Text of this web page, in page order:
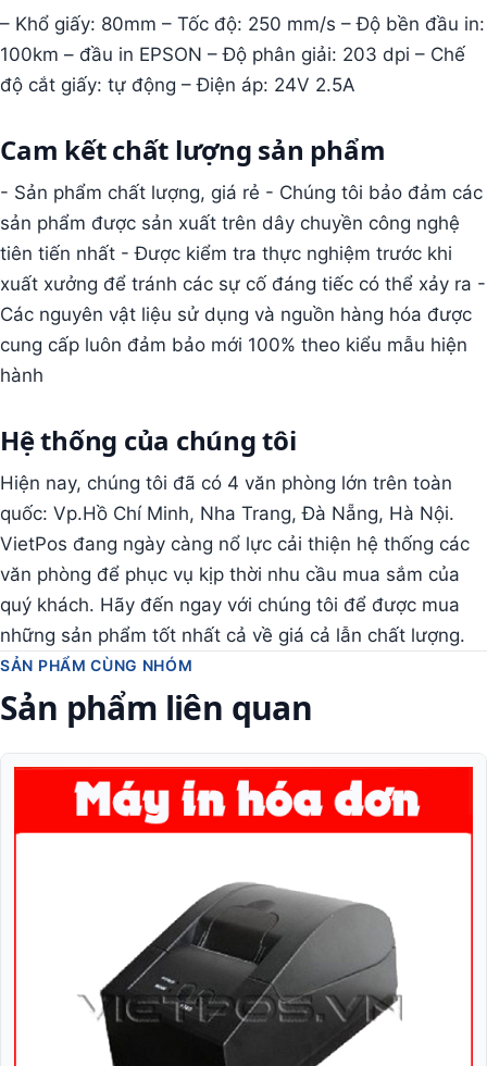
– Khổ giấy: 80mm – Tốc độ: 250 mm/s – Độ bền đầu in:
100km – đầu in EPSON – Độ phân giải: 203 dpi – Chế
độ cắt giấy: tự động – Điện áp: 24V 2.5A
Cam kết chất lượng sản phẩm
- Sản phẩm chất lượng, giá rẻ - Chúng tôi bảo đảm các
sản phẩm được sản xuất trên dây chuyền công nghệ
tiên tiến nhất - Được kiểm tra thực nghiệm trước khi
xuất xưởng để tránh các sự cố đáng tiếc có thể xảy ra -
Các nguyên vật liệu sử dụng và nguồn hàng hóa được
cung cấp luôn đảm bảo mới 100% theo kiểu mẫu hiện
hành
Hệ thống của chúng tôi
Hiện nay, chúng tôi đã có 4 văn phòng lớn trên toàn
quốc: Vp.Hồ Chí Minh, Nha Trang, Đà Nẵng, Hà Nội.
VietPos đang ngày càng nổ lực cải thiện hệ thống các
văn phòng để phục vụ kịp thời nhu cầu mua sắm của
quý khách. Hãy đến ngay với chúng tôi để được mua
những sản phẩm tốt nhất cả về giá cả lẫn chất lượng.
SẢN PHẨM CÙNG NHÓM
Sản phẩm liên quan